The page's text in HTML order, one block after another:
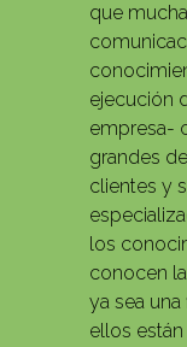
que
ejecución
empresa-
grandes
clientes y
los
conocen
ya sea
ellos